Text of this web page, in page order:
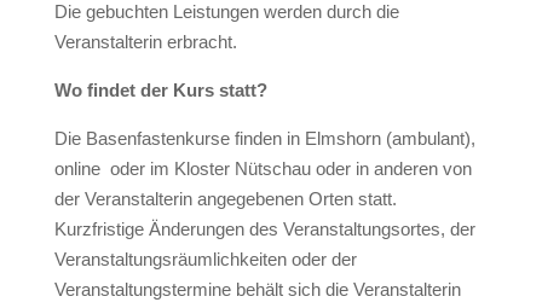
Die gebuchten Leistungen werden durch die
Veranstalterin erbracht.
Wo findet der Kurs statt?
Die Basenfastenkurse finden in Elmshorn (ambulant),
online oder im Kloster Nütschau oder in anderen von
der Veranstalterin angegebenen Orten statt.
Kurzfristige Änderungen des Veranstaltungsortes, der
Veranstaltungsräumlichkeiten oder der
Veranstaltungstermine behält sich die Veranstalterin